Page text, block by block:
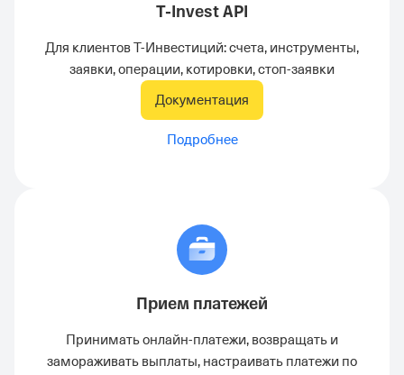
T-Invest API
Для клиентов Т-Инвестиций: счета, инструменты,
заявки, операции, котировки, стоп-заявки
Документация
Подробнее
Прием платежей
Принимать онлайн-платежи, возвращать и
замораживать выплаты, настраивать платежи по